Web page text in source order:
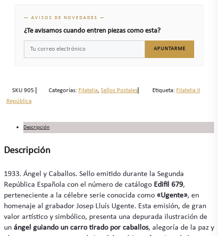
— AVISOS DE NOVEDADES —
¿Te avisamos cuando entren piezas como esta?
APUNTARME
SKU905 Categorías: Filatelia,Sellos Postales Etiqueta: Filatelia II
República
Descripción
Descripción
1933. Ángel y Caballos. Sello emitido durante la Segunda
República Española con el número de catálogo Edifil 679,
perteneciente a la célebre serie conocida como «Ugente», en
homenaje al grabador Josep Lluís Ugente. Esta emisión, de gran
valor artístico y simbólico, presenta una depurada ilustración de
un ángel guiando un carro tirado por caballos, alegoría de la paz y